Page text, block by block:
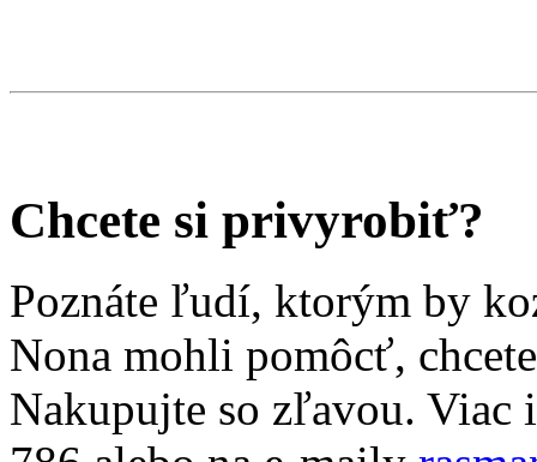
Chcete si privyrobiť?
Poznáte ľudí, ktorým by
Nona mohli pomôcť,
Nakupujte so zľavou. Viac